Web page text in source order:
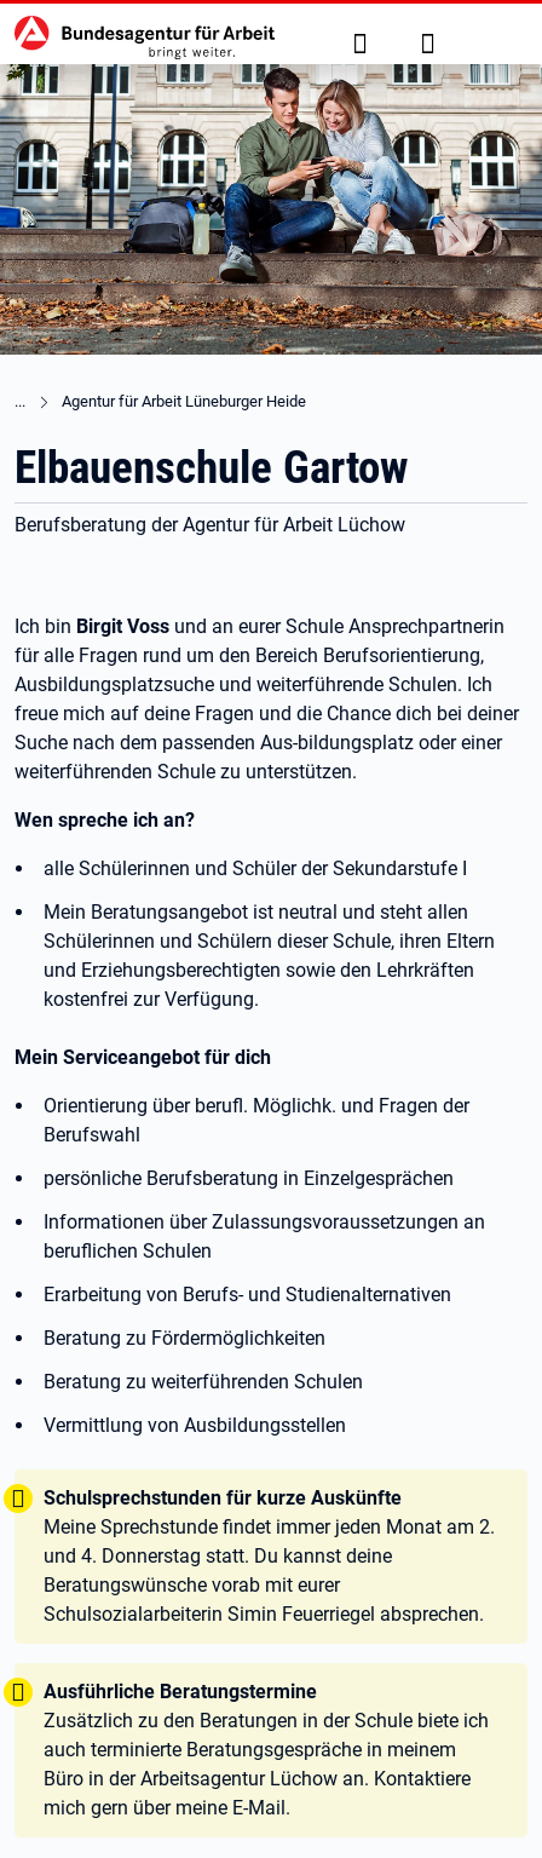
zu den Hauptinhalten springen
Hauptnavigation Suche Anmelden
Agentur für Arbeit Lüneburger Heide
Elbauenschule Gartow
Berufsberatung der Agentur für Arbeit Lüchow
Ich bin Birgit Voss und an eurer Schule Ansprechpartnerin
für alle Fragen rund um den Bereich Berufsorientierung,
Ausbildungsplatzsuche und weiterführende Schulen. Ich
freue mich auf deine Fragen und die Chance dich bei deiner
Suche nach dem passenden Aus-bildungsplatz oder einer
weiterführenden Schule zu unterstützen.
Wen spreche ich an?
alle Schülerinnen und Schüler der Sekundarstufe I
Mein Beratungsangebot ist neutral und steht allen
Schülerinnen und Schülern dieser Schule, ihren Eltern
und Erziehungsberechtigten sowie den Lehrkräften
kostenfrei zur Verfügung.
Mein Serviceangebot für dich
Orientierung über berufl. Möglichk. und Fragen der
Berufswahl
persönliche Berufsberatung in Einzelgesprächen
Informationen über Zulassungsvoraussetzungen an
beruflichen Schulen
Erarbeitung von Berufs- und Studienalternativen
Beratung zu Fördermöglichkeiten
Beratung zu weiterführenden Schulen
Vermittlung von Ausbildungsstellen
Tipp:
Schulsprechstunden für kurze Auskünfte
Meine Sprechstunde findet immer jeden Monat am 2.
und 4. Donnerstag statt. Du kannst deine
Beratungswünsche vorab mit eurer
Schulsozialarbeiterin Simin Feuerriegel absprechen.
Tipp:
Ausführliche Beratungstermine
Zusätzlich zu den Beratungen in der Schule biete ich
auch terminierte Beratungsgespräche in meinem
Büro in der Arbeitsagentur Lüchow an. Kontaktiere
mich gern über meine E-Mail.